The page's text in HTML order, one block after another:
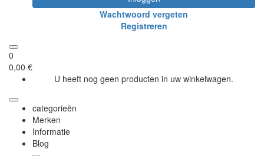
Wachtwoord vergeten
Registreren
0
0,00 €
U heeft nog geen producten in uw winkelwagen.
categorieën
Merken
Informatie
Blog